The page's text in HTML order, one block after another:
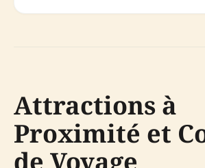
Attractions à
Proximité et
de Voyage